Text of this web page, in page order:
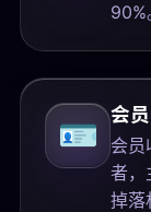
90%
🪪
会
会员
者，
掉落